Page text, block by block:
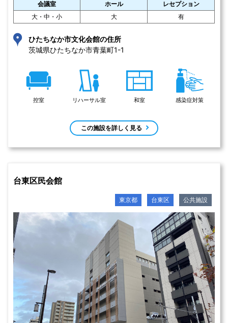
会議室 ホール
レセプション
大・中・小
大 有
ひたちなか市文化会館の住所
茨城県ひたちなか市青葉町1-1
控室 リハーサル室 和室 感染症対策
この施設を詳しく見る
台東区民会館
東京都 台東区 公共施設